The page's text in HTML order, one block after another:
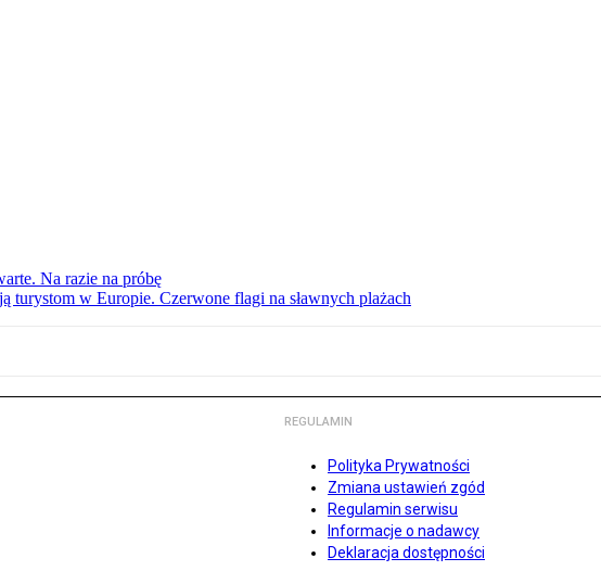
Na razie na próbę
turystom w Europie. Czerwone flagi na sławnych plażach
REGULAMIN
Polityka Prywatności
Zmiana ustawień zgód
Regulamin serwisu
Informacje o nadawcy
Deklaracja dostępności